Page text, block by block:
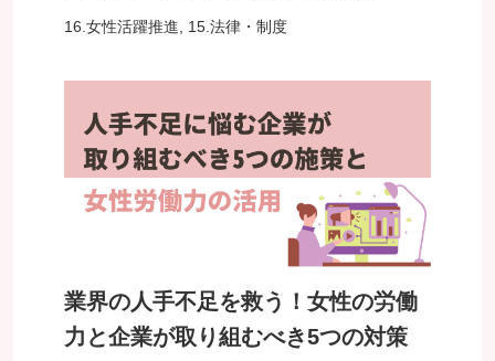
16.女性活躍推進 15.法律・制度
業界の人手不足を救う！女性の労働
力と企業が取り組むべき5つの対策